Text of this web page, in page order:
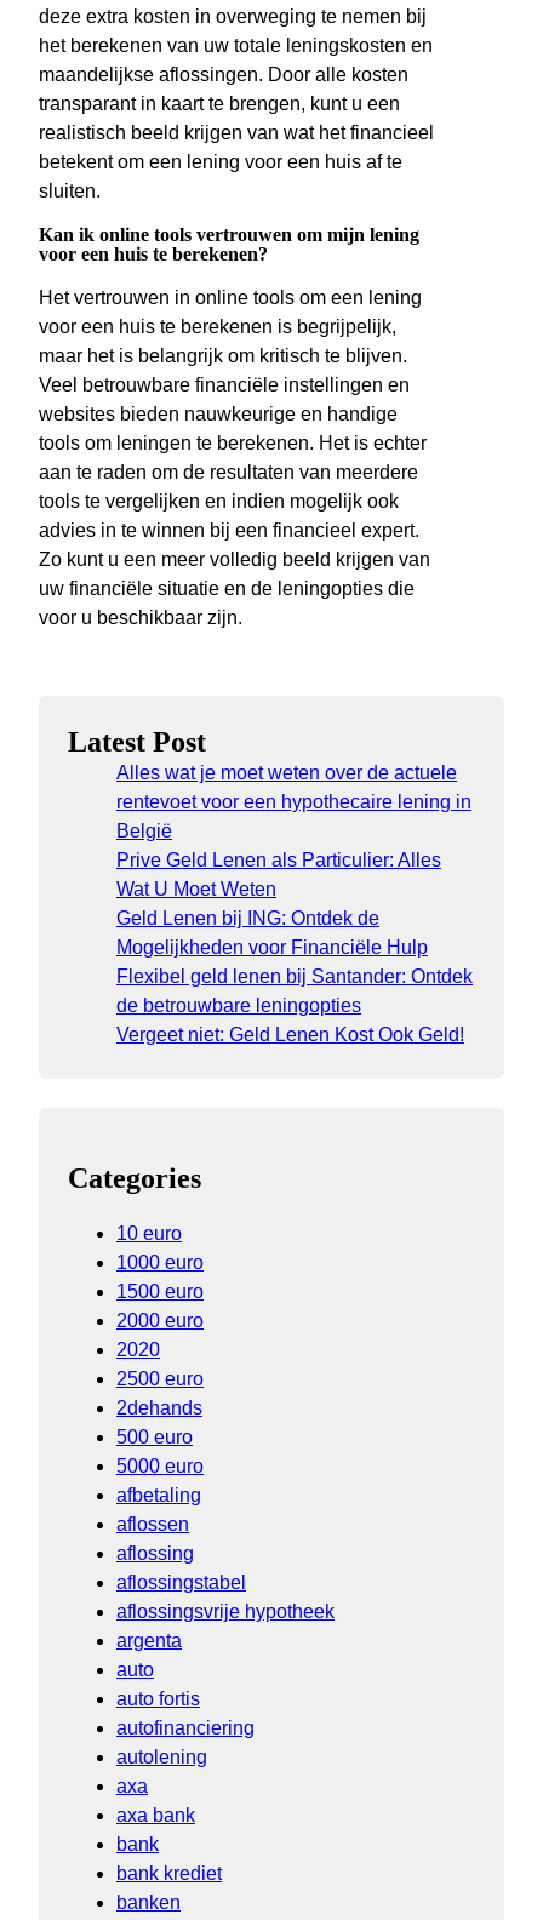
deze extra kosten in overweging te nemen bij
het berekenen van uw totale leningskosten en
maandelijkse aflossingen. Door alle kosten
transparant in kaart te brengen, kunt u een
realistisch beeld krijgen van wat het financieel
betekent om een lening voor een huis af te
sluiten.
Kan ik online tools vertrouwen om mijn lening
voor een huis te berekenen?
Het vertrouwen in online tools om een lening
voor een huis te berekenen is begrijpelijk,
maar het is belangrijk om kritisch te blijven.
Veel betrouwbare financiële instellingen en
websites bieden nauwkeurige en handige
tools om leningen te berekenen. Het is echter
aan te raden om de resultaten van meerdere
tools te vergelijken en indien mogelijk ook
advies in te winnen bij een financieel expert.
Zo kunt u een meer volledig beeld krijgen van
uw financiële situatie en de leningopties die
voor u beschikbaar zijn.
Latest Post
Alles wat je moet weten over de actuele
rentevoet voor een hypothecaire lening in
België
Prive Geld Lenen als Particulier: Alles
Wat U Moet Weten
Geld Lenen bij ING: Ontdek de
Mogelijkheden voor Financiële Hulp
Flexibel geld lenen bij Santander: Ontdek
de betrouwbare leningopties
Vergeet niet: Geld Lenen Kost Ook Geld!
Categories
10 euro
1000 euro
1500 euro
2000 euro
2020
2500 euro
2dehands
500 euro
5000 euro
afbetaling
aflossen
aflossing
aflossingstabel
aflossingsvrije hypotheek
argenta
auto
auto fortis
autofinanciering
autolening
axa
axa bank
bank
bank krediet
banken